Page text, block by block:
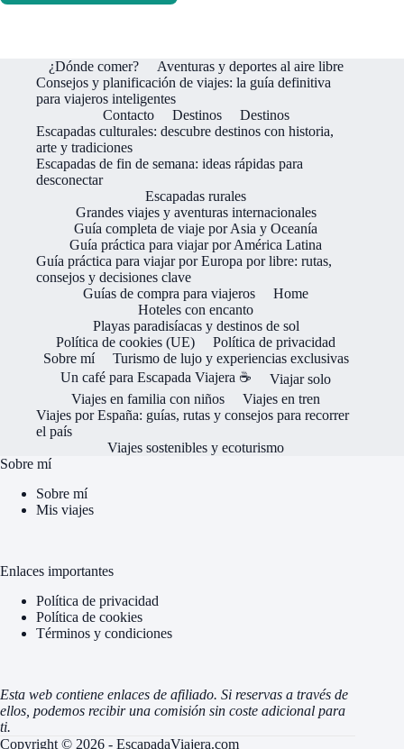
¿Dónde comer?
Aventuras y deportes al aire libre
Consejos y planificación de viajes: la guía definitiva
para viajeros inteligentes
Contacto
Destinos
Destinos
Escapadas culturales: descubre destinos con historia,
arte y tradiciones
Escapadas de fin de semana: ideas rápidas para
desconectar
Escapadas rurales
Grandes viajes y aventuras internacionales
Guía completa de viaje por Asia y Oceanía
Guía práctica para viajar por América Latina
Guía práctica para viajar por Europa por libre: rutas,
consejos y decisiones clave
Guías de compra para viajeros
Home
Hoteles con encanto
Playas paradisíacas y destinos de sol
Política de cookies (UE)
Política de privacidad
Sobre mí
Turismo de lujo y experiencias exclusivas
Un café para Escapada Viajera ☕
Viajar solo
Viajes en familia con niños
Viajes en tren
Viajes por España: guías, rutas y consejos para recorrer
el país
Viajes sostenibles y ecoturismo
Sobre mí
Sobre mí
Mis viajes
Enlaces importantes
Política de privacidad
Política de cookies
Términos y condiciones
Esta web contiene enlaces de afiliado. Si reservas a través de
ellos, podemos recibir una comisión sin coste adicional para
ti.
Copyright © 2026 - EscapadaViajera.com